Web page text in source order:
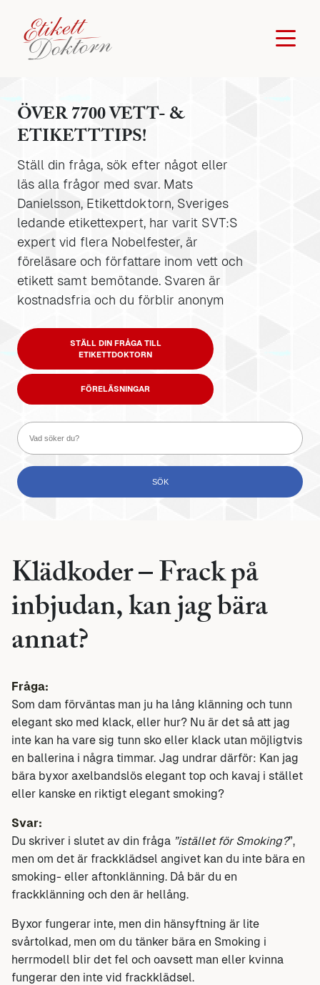
ÖVER 7700 VETT- &
ETIKETTTIPS!
Ställ din fråga, sök efter något eller
läs alla frågor med svar. Mats
Danielsson, Etikettdoktorn, Sveriges
ledande etikettexpert, har varit SVT:S
expert vid flera Nobelfester, är
föreläsare och författare inom vett och
etikett samt bemötande. Svaren är
kostnadsfria och du förblir anonym
STÄLL DIN FRÅGA TILL
ETIKETTDOKTORN
FÖRELÄSNINGAR
Klädkoder – Frack på
inbjudan, kan jag bära
annat?
Fråga:
Som dam förväntas man ju ha lång klänning och tunn
elegant sko med klack, eller hur? Nu är det så att jag
inte kan ha vare sig tunn sko eller klack utan möjligtvis
en ballerina i några timmar. Jag undrar därför: Kan jag
bära byxor axelbandslös elegant top och kavaj i stället
eller kanske en riktigt elegant smoking?
Svar:
Du skriver i slutet av din fråga ”istället för Smoking?”,
men om det är frackklädsel angivet kan du inte bära en
smoking- eller aftonklänning. Då bär du en
frackklänning och den är hellång.
Byxor fungerar inte, men din hänsyftning är lite
svårtolkad, men om du tänker bära en Smoking i
herrmodell blir det fel och oavsett man eller kvinna
fungerar den inte vid frackklädsel.